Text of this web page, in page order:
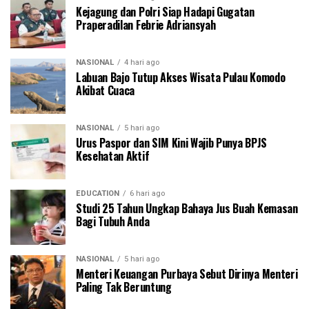
Kejagung dan Polri Siap Hadapi Gugatan
Praperadilan Febrie Adriansyah
NASIONAL 4 hari ago
Labuan Bajo Tutup Akses Wisata Pulau Komodo
Akibat Cuaca
NASIONAL 5 hari ago
Urus Paspor dan SIM Kini Wajib Punya BPJS
Kesehatan Aktif
EDUCATION 6 hari ago
Studi 25 Tahun Ungkap Bahaya Jus Buah Kemasan
Bagi Tubuh Anda
NASIONAL 5 hari ago
Menteri Keuangan Purbaya Sebut Dirinya Menteri
Paling Tak Beruntung